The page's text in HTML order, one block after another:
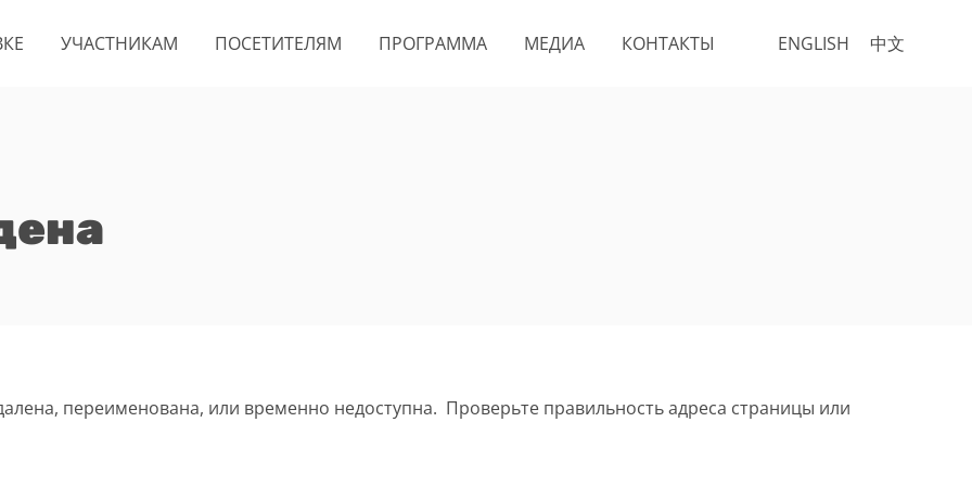
ENGLISH 中文
УЧАСТНИКАМ ПОСЕТИТЕЛЯМ ПРОГРАММА МЕДИА КОНТАКТЫ
переименована, или временно недоступна. Проверьте правильность адреса страницы или